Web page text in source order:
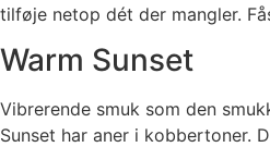
tilføje netop dét der mangler.
Warm Sunset
Vibrerende smuk som den
Sunset har aner i kobbertoner.